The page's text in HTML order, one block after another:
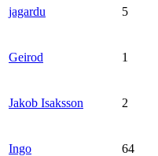
jagardu 5
Geirod 1
Jakob Isaksson 2
Ingo 64